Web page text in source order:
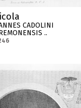
CADOLINI
..